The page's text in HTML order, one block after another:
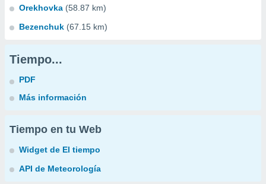
Orekhovka (58.87 km)
Bezenchuk (67.15 km)
Tiempo...
PDF
Más información
Tiempo en tu Web
Widget de El tiempo
API de Meteorología